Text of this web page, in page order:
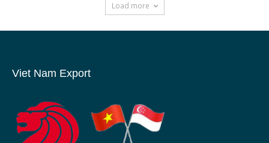
Load more
Viet Nam Export